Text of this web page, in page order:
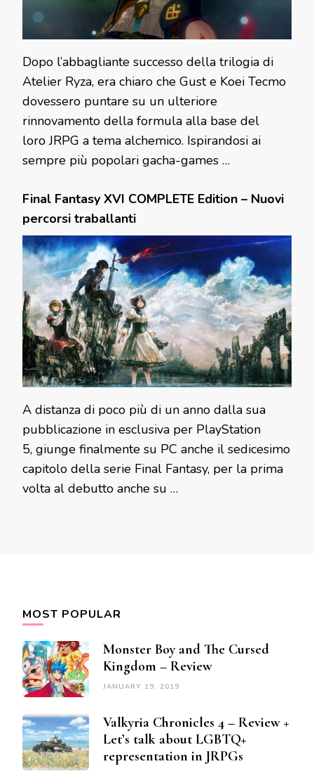
Dopo l’abbagliante successo della trilogia di
Atelier Ryza, era chiaro che Gust e Koei Tecmo
dovessero puntare su un ulteriore
rinnovamento della formula alla base del
loro JRPG a tema alchemico. Ispirandosi ai
sempre più popolari gacha-games …
Final Fantasy XVI COMPLETE Edition – Nuovi
percorsi traballanti
A distanza di poco più di un anno dalla sua
pubblicazione in esclusiva per PlayStation
5, giunge finalmente su PC anche il sedicesimo
capitolo della serie Final Fantasy, per la prima
volta al debutto anche su …
MOST POPULAR
Monster Boy and The Cursed
Kingdom – Review
JANUARY 19, 2019
Valkyria Chronicles 4 – Review +
Let’s talk about LGBTQ+
representation in JRPGs